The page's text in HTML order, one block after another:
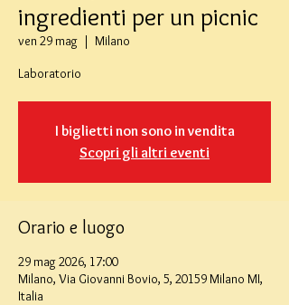
ingredienti per un picnic
ven 29 mag
  |
Milano
Laboratorio
I biglietti non sono in vendita
Scopri gli altri eventi
Orario e luogo
29 mag 2026, 17:00
Milano, Via Giovanni Bovio, 5, 20159 Milano MI,
Italia